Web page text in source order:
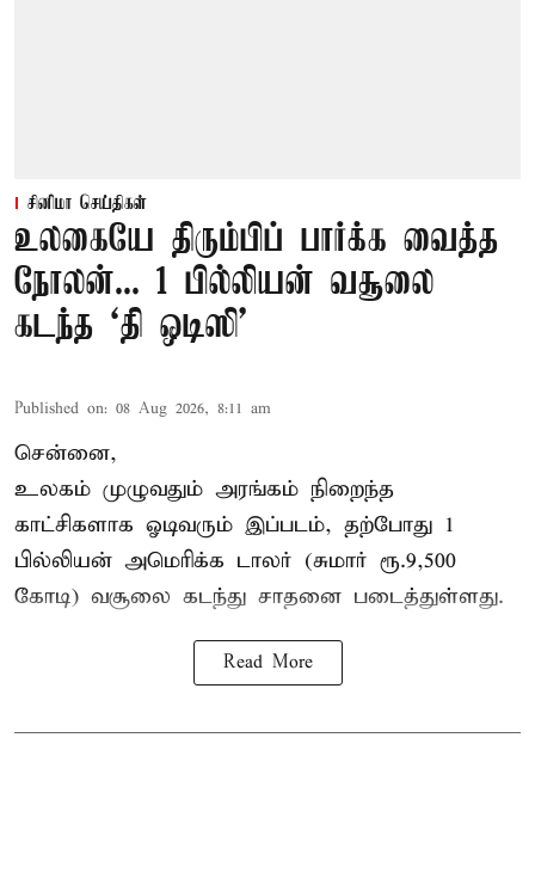
சினிமா செய்திகள்
உலகையே திரும்பிப் பார்க்க வைத்த
நோலன்... 1 பில்லியன் வசூலை
கடந்த ‘தி ஒடிஸி’
Published on: 08 Aug 2026, 8:11 am
சென்னை,
உலகம் முழுவதும் அரங்கம் நிறைந்த
காட்சிகளாக ஓடிவரும் இப்படம், தற்போது 1
பில்லியன் அமெரிக்க டாலர் (சுமார் ரூ.9,500
கோடி) வசூலை கடந்து சாதனை படைத்துள்ளது.
Read More